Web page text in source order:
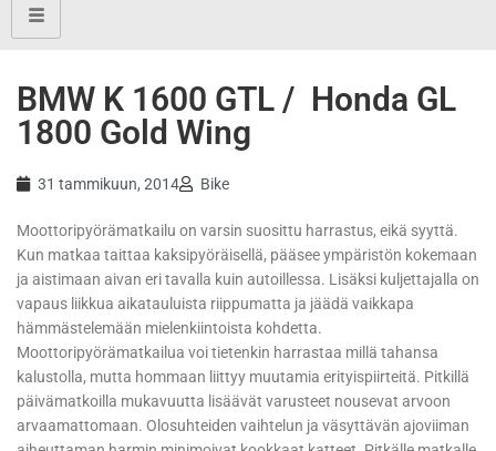
BMW K 1600 GTL / Honda GL
1800 Gold Wing
31 tammikuun, 2014 Bike
Moottoripyörämatkailu on varsin suosittu harrastus, eikä syyttä.
Kun matkaa taittaa kaksipyöräisellä, pääsee ympäristön kokemaan
ja aistimaan aivan eri tavalla kuin autoillessa. Lisäksi kuljettajalla on
vapaus liikkua aikatauluista riippumatta ja jäädä vaikkapa
hämmästelemään mielenkiintoista kohdetta.
Moottoripyörämatkailua voi tietenkin harrastaa millä tahansa
kalustolla, mutta hommaan liittyy muutamia erityispiirteitä. Pitkillä
päivämatkoilla mukavuutta lisäävät varusteet nousevat arvoon
arvaamattomaan. Olosuhteiden vaihtelun ja väsyttävän ajoviiman